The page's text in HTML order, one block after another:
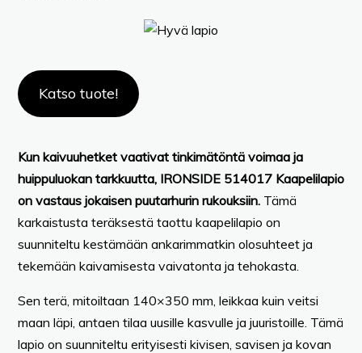
Katso tuote!
Kun kaivuuhetket vaativat tinkimätöntä voimaa ja
huippuluokan tarkkuutta, IRONSIDE 514017 Kaapelilapio
on vastaus jokaisen puutarhurin rukouksiin. Tämä
karkaistusta teräksestä taottu kaapelilapio on
suunniteltu kestämään ankarimmatkin olosuhteet ja
tekemään kaivamisesta vaivatonta ja tehokasta.
Sen terä, mitoiltaan 140×350 mm, leikkaa kuin veitsi
maan läpi, antaen tilaa uusille kasvulle ja juuristoille. Tämä
lapio on suunniteltu erityisesti kivisen, savisen ja kovan